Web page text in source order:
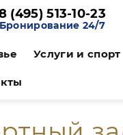
(495) 513-10-23
Бронирование 24/7
Услуги и спорт